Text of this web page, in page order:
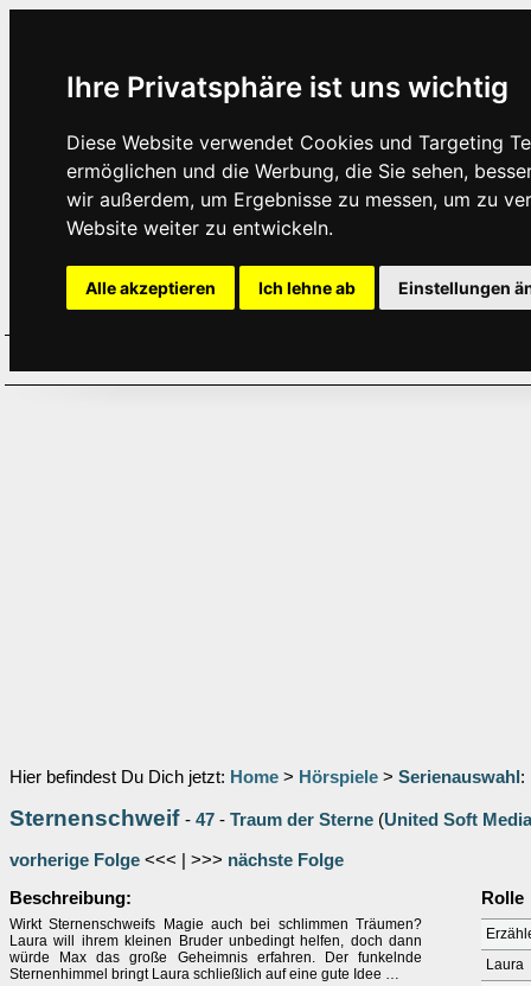
Ihre Privatsphäre ist uns wichtig
Diese Website verwendet Cookies und Targeting
ermöglichen und die Werbung, die Sie sehen,
wir außerdem, um Ergebnisse zu messen, um zu
Website weiter zu entwickeln.
Alle akzeptieren Ich lehne ab Einstellungen
Hier befindest Du Dich jetzt: Home > Hörspiele > Serienauswahl :
Sternenschweif - 47 - Traum der Sterne (United Soft Media
vorherige Folge <<< | >>> nächste Folge
Beschreibung:
Wirkt Sternenschweifs Magie auch bei schlimmen Träumen?
Laura will ihrem kleinen Bruder unbedingt helfen, doch dann
würde Max das große Geheimnis erfahren. Der funkelnde
Sternenhimmel bringt Laura schließlich auf eine gute Idee …
Rolle
Laura